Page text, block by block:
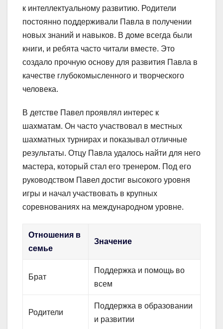
к интеллектуальному развитию. Родители
постоянно поддерживали Павла в получении
новых знаний и навыков. В доме всегда были
книги, и ребята часто читали вместе. Это
создало прочную основу для развития Павла в
качестве глубокомысленного и творческого
человека.
В детстве Павел проявлял интерес к
шахматам. Он часто участвовал в местных
шахматных турнирах и показывал отличные
результаты. Отцу Павла удалось найти для него
мастера, который стал его тренером. Под его
руководством Павел достиг высокого уровня
игры и начал участвовать в крупных
соревнованиях на международном уровне.
Отношения в
семье
Значение
Брат
Поддержка и помощь во
всем
Родители
Поддержка в образовании
и развитии